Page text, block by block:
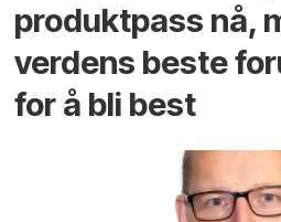
produktpass nå,
verdens beste
for å bli best